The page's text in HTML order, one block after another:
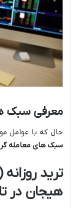
معرفی سبک
حال که با عوامل
سبک های معامله
ترید روزانه
هیجان در